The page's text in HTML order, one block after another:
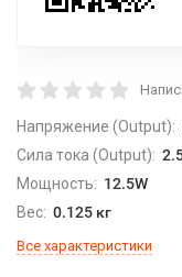
Напряжение (Output):
Сила тока (Output):
Мощность: 12.5W
Вес: 0.125 кг
Все характеристики